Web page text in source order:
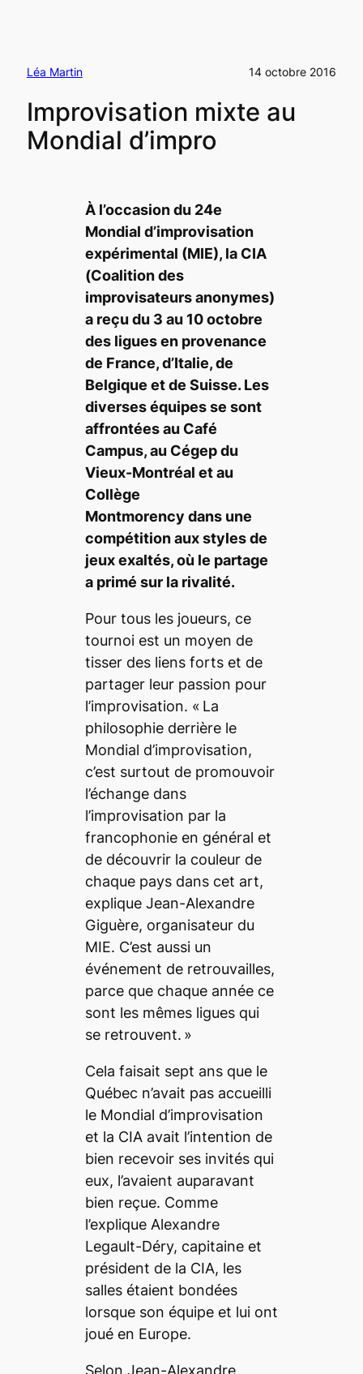
Léa Martin 14 octobre 2016
Improvisation mixte au
Mondial d’impro
À l’occasion du 24e
Mondial d’improvisation
expérimental (MIE), la CIA
(Coalition des
improvisateurs anonymes)
a reçu du 3 au 10 octobre
des ligues en provenance
de France, d’Italie, de
Belgique et de Suisse. Les
diverses équipes se sont
affrontéesau Café
Campus, au Cégep du
Vieux-Montréal et au
Collège
Montmorency dans une
compétition aux styles de
jeux exaltés, où le partage
a primé sur la rivalité.
Pour tous les joueurs, ce
tournoi est un moyen de
tisser des liens forts et de
partager leur passion pour
l’improvisation. « La
philosophie derrière le
Mondial d’improvisation,
c’est surtout de promouvoir
l’échange dans
l’improvisation par la
francophonie en général et
de découvrir la couleur de
chaque pays dans cet art,
explique Jean-Alexandre
Giguère, organisateur du
MIE. C’est aussi un
événement de retrouvailles,
parce que chaque année ce
sont les mêmes ligues qui
se retrouvent. »
Cela faisait sept ans que le
Québec n’avait pas accueilli
le Mondial d’improvisation
et la CIA avait l’intention de
bien recevoir ses invités qui
eux, l’avaient auparavant
bien reçue. Comme
l’explique Alexandre
Legault-Déry, capitaine et
président de la CIA, les
salles étaient bondées
lorsque son équipe et lui ont
joué en Europe.
Selon Jean-Alexandre